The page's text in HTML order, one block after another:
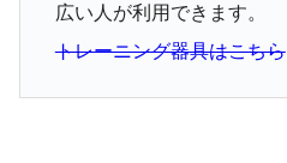
広い人が利用できます。
トレーニング器具はこちら